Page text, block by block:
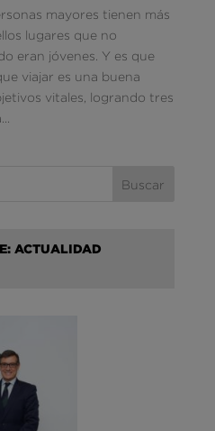
mayores tienen más
lugares que no
eran jóvenes. Y es que
viajar es una buena
vitales, logrando tres
ACTUALIDAD